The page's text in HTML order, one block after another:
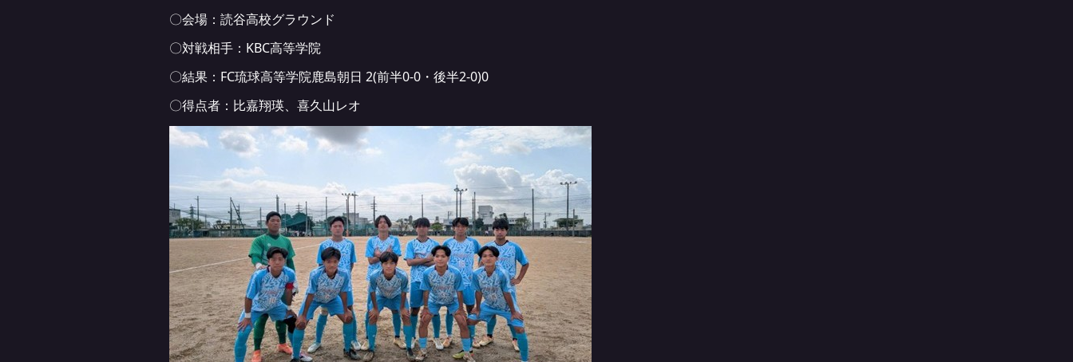
〇会場：読谷高校グラウンド
〇対戦相手：KBC高等学院
〇結果：FC琉球高等学院鹿島朝日 2(前半0-0・後半2-0)0
〇得点者：比嘉翔瑛、喜久山レオ